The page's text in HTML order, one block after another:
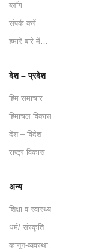
ब्लॉग
संपर्क करें
हमारे बारे में…
देश – प्रदेश
हिम समाचार
हिमाचल विकास
देश – विदेश
राष्ट्र विकास
अन्य
शिक्षा व स्वास्थ्य
धर्म/ संस्कृति
कानून-व्यवस्था